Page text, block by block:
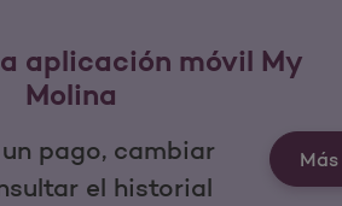
aplicación móvil My
Molina
pago, cambiar
el historial